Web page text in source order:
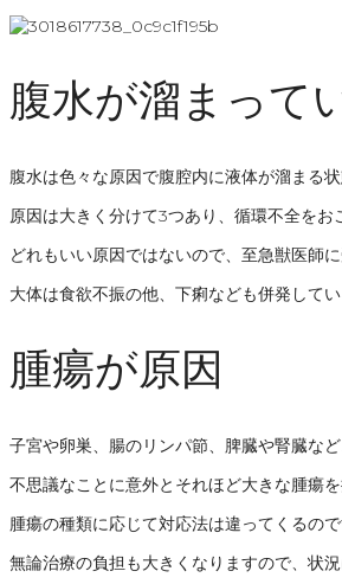
腹水が溜まって
腹水は色々な原因で腹腔内に液体が溜まる状
原因は大きく分けて3つあり、循環不全を
どれもいい原因ではないので、至急獣医師
大体は食欲不振の他、下痢なども併発して
腫瘍が原因
子宮や卵巣、腸のリンパ節、脾臓や腎臓な
不思議なことに意外とそれほど大きな腫瘍
腫瘍の種類に応じて対応法は違ってくるの
無論治療の負担も大きくなりますので、状